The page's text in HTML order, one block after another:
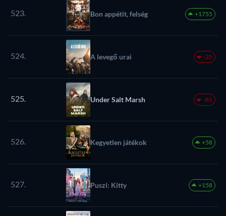
523. Bon appétit, felség +1755
524. A levegő urai -25
525. Under Salt Marsh -81
526. Kegyetlen játékok +58
527. Puszi: Kitty +158